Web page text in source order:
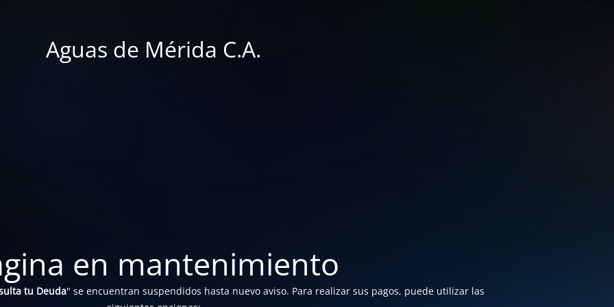
Aguas de Mérida C.A.
en mantenimiento
tu Deuda" se encuentran suspendidos hasta nuevo aviso. Para realizar sus pagos, puede utilizar las